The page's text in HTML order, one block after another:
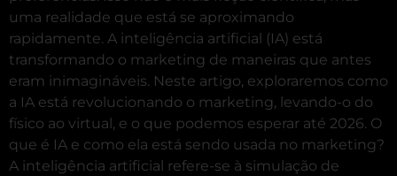
uma realidade que está se aproximando
rapidamente. A inteligência artificial (IA) está
transformando o marketing de maneiras que antes
eram inimagináveis. Neste artigo, exploraremos como
a IA está revolucionando o marketing, levando-o do
físico ao virtual, e o que podemos esperar até 2026. O
que é IA e como ela está sendo usada no marketing?
A inteligência artificial refere-se à simulação de